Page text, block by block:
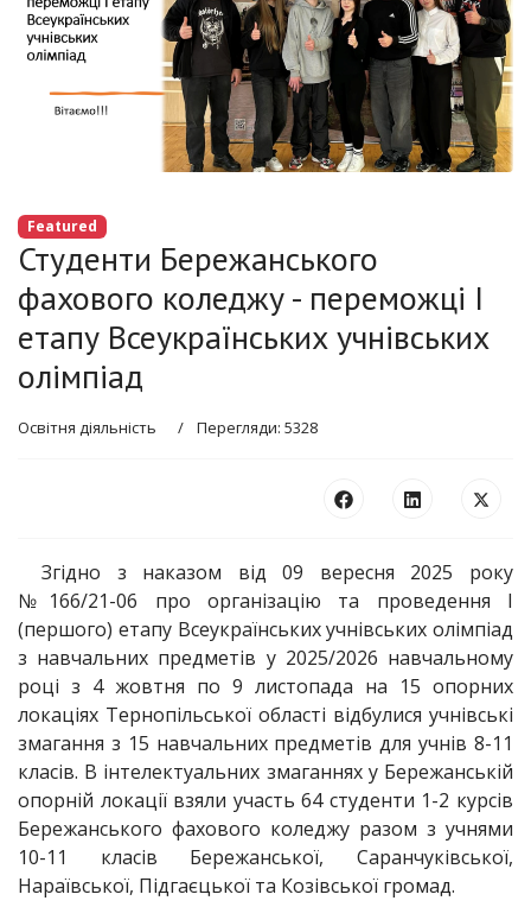
Featured
Студенти Бережанського
фахового коледжу - переможці I
етапу Всеукраїнських учнівських
олімпіад
Освітня діяльність Перегляди: 5328
Згідно з наказом від 09 вересня 2025 року
№166/21-06 про організацію та проведення І
(першого) етапу Всеукраїнських учнівських олімпіад
з навчальних предметів у 2025/2026 навчальному
році з 4 жовтня по 9 листопада на 15 опорних
локаціях Тернопільської області відбулися учнівські
змагання з 15 навчальних предметів для учнів 8-11
класів. В інтелектуальних змаганнях у Бережанській
опорній локації взяли участь 64 студенти 1-2 курсів
Бережанського фахового коледжу разом з учнями
10-11 класів Бережанської, Саранчуківської,
Нараївської, Підгаєцької та Козівської громад.